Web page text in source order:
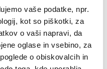
vaše podatke, npr.
kot so piškotki, za
o vaši napravi, da
oglase in vsebino, za
o obiskovalcih in
in toplejši odnosi
zapušča položaj
premierke